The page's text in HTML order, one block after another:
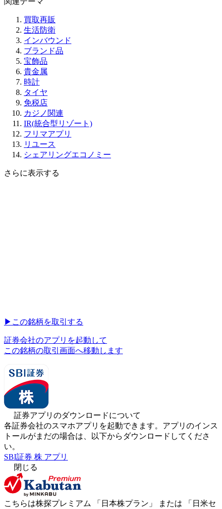
買取再販
生活防衛
インバウンド
ブランド品
宝飾品
貴金属
時計
タイヤ
免税店
カジノ関連
IR(統合型リゾート)
フリマアプリ
リユース
シェアリングエコノミー
さらに表示する
▶︎ この銘柄を取引する
証券会社のアプリを起動して
この銘柄の取引画面へ移動します
証券アプリのダウンロードについて
各証券会社のスマホアプリを起動できます。アプリのインス
トールがまだの場合は、以下からダウンロードしてくださ
い。
SBI証券 株 アプリ
閉じる
こちらは株探プレミアム 「 日本株プラン 」 または 「 日米セ